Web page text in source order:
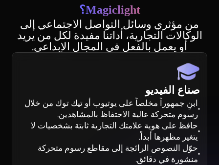
Magiclight؟
من مؤثري وسائل التواصل الاجتماعي إلى
الوكالات التجارية، أداتنا مفيدة لكل من يريد
أو يعمل بالفعل في المجال الإبداعي.
صناع الفيديو
ابنِ جمهوراً مخلصاً على يوتيوب أو تيك توك من خلال
رسوم متحركة عالية الاحتفاظ بالمشاهدين.
حافظ على هوية علامتك التجارية ثابتة بشخصيات لا
يتغير مظهرها أبداً.
حوّل النصوص الرائجة إلى مقاطع رسوم متحركة
منشورة في دقائق.